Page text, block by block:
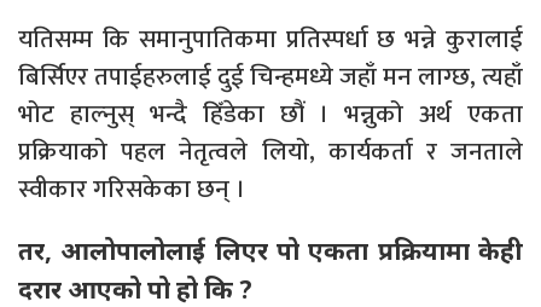
यतिसम्म कि समानुपातिकमा प्रतिस्पर्धा छ भन्ने कुरालाई
बिर्सिएर तपाईहरुलाई दुई चिन्हमध्ये जहाँ मन लाग्छ, त्यहाँ
भोट हाल्नुस् भन्दै हिँडेका छौं । भन्नुको अर्थ एकता
प्रक्रियाको पहल नेतृत्वले लियो, कार्यकर्ता र जनताले
स्वीकार गरिसकेका छन् ।
तर, आलोपालोलाई लिएर पो एकता प्रक्रियामा केही
दरार आएको पो हो कि ?